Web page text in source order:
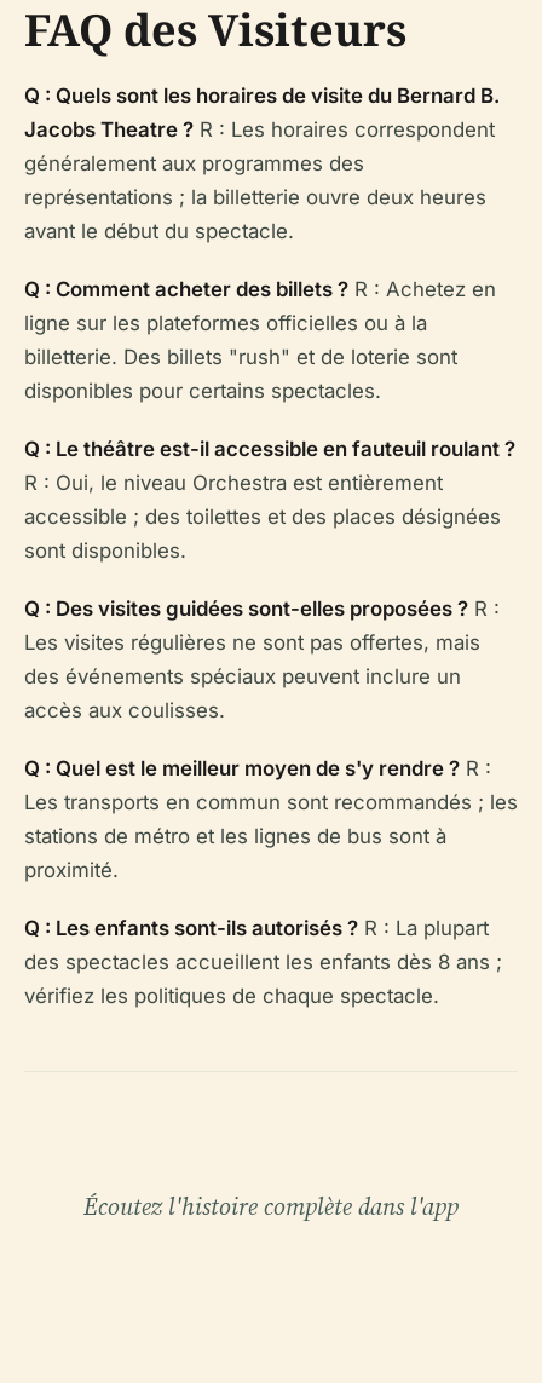
FAQ des Visiteurs
Q : Quels sont les horaires de visite du Bernard B.
Jacobs Theatre ? R : Les horaires correspondent
généralement aux programmes des
représentations ; la billetterie ouvre deux heures
avant le début du spectacle.
Q : Comment acheter des billets ? R : Achetez en
ligne sur les plateformes officielles ou à la
billetterie. Des billets "rush" et de loterie sont
disponibles pour certains spectacles.
Q : Le théâtre est-il accessible en fauteuil roulant ?
R : Oui, le niveau Orchestra est entièrement
accessible ; des toilettes et des places désignées
sont disponibles.
Q : Des visites guidées sont-elles proposées ? R :
Les visites régulières ne sont pas offertes, mais
des événements spéciaux peuvent inclure un
accès aux coulisses.
Q : Quel est le meilleur moyen de s'y rendre ? R :
Les transports en commun sont recommandés ; les
stations de métro et les lignes de bus sont à
proximité.
Q : Les enfants sont-ils autorisés ? R : La plupart
des spectacles accueillent les enfants dès 8 ans ;
vérifiez les politiques de chaque spectacle.
Écoutez l'histoire complète dans l'app